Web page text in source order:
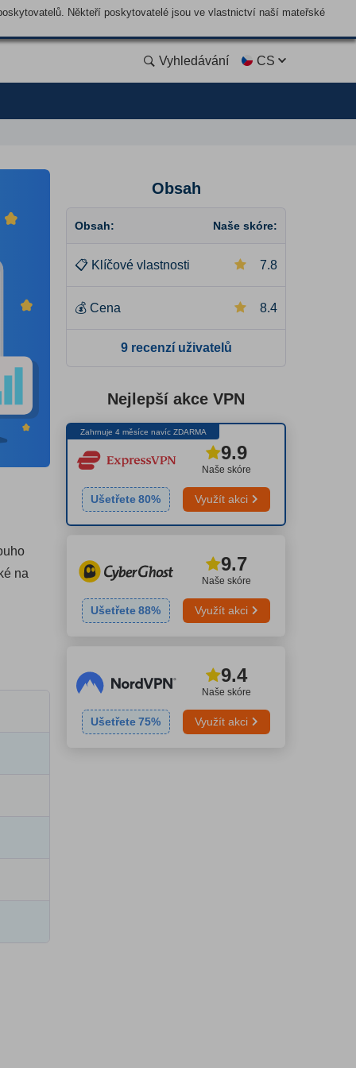
Někteří poskytovatelé jsou ve vlastnictví naší mateřské
Vyhledávání CS
na
Obsah
Obsah: Naše skóre:
📋 Klíčové vlastnosti 7.8
💰 Cena 8.4
9 recenzí uživatelů
Nejlepší akce VPN
Zahrnuje 4 měsíce navíc ZDARMA
Naše skóre
9.9
Ušetřete 80% Využít akci
Naše skóre
9.7
Ušetřete 88% Využít akci
Naše skóre
9.4
Ušetřete 75% Využít akci